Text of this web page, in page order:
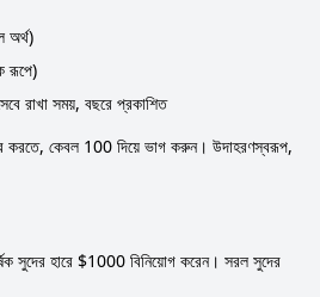
অর্থ)
রূপে)
রাখা সময়, বছরে প্রকাশিত
করতে, কেবল 100 দিয়ে ভাগ করুন। উদাহরণস্বরূপ,
সুদের হারে $1000 বিনিয়োগ করেন। সরল সুদের